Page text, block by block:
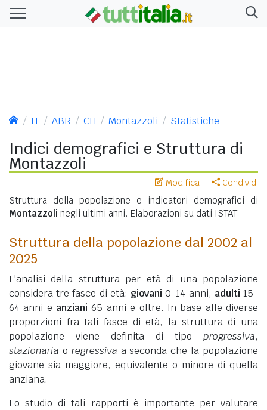
IT ABR CH Montazzoli Statistiche
Indici demografici e Struttura di
Montazzoli
Modifica Condividi
Struttura della popolazione e indicatori demografici di
Montazzoli negli ultimi anni. Elaborazioni su dati ISTAT
Struttura della popolazione dal 2002 al
2025
L'analisi della struttura per età di una popolazione
considera tre fasce di età: giovani 0-14 anni, adulti 15-
64 anni e anziani 65 anni e oltre. In base alle diverse
proporzioni fra tali fasce di età, la struttura di una
popolazione viene definita di tipo progressiva,
stazionaria o regressiva a seconda che la popolazione
giovane sia maggiore, equivalente o minore di quella
anziana.
Lo studio di tali rapporti è importante per valutare